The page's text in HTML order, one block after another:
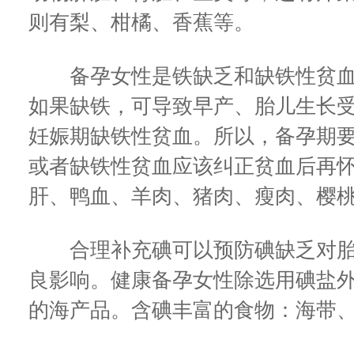
则有梨、柑橘、香蕉等。
备孕女性是铁缺乏和缺铁性贫血
如果缺铁，可导致早产、胎儿生长
妊娠期缺铁性贫血。所以，备孕期
或者缺铁性贫血应该纠正贫血后再
肝、鸭血、羊肉、猪肉、瘦肉、樱
合理补充碘可以预防碘缺乏对胎
良影响。健康备孕女性除选用碘盐
的海产品。含碘丰富的食物：海带